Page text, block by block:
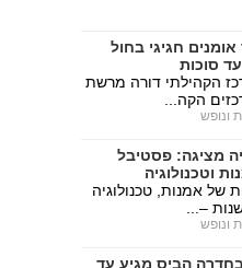
אומנים חגיגי בחול
סוכות
הקהילתי דורה מרשת
הקה...
ונופש
מציגה: פסטיבל
וטכנולוגיה
של אמנות, טכנולוגיה
–...
ונופש
הביס מגיע עד